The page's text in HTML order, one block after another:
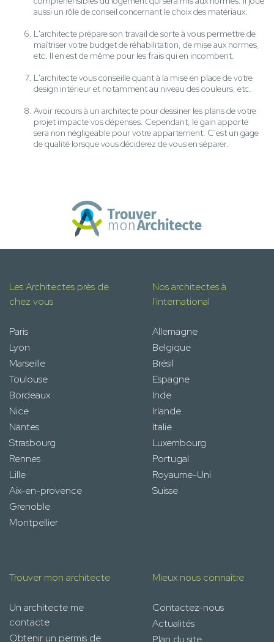
aussi un rôle de conseil concernant le choix des matériaux.
L'architecte prépare son travail de sorte à vous permettre de
maîtriser votre budget de réhabilitation, de mise aux normes,
etc. Il en est de même pour les frais qui en incombent.
L'architecte vous conseille quant à la mise en place de votre
design intérieur et notamment au niveau des couleurs, etc.
Avoir recours à un architecte pour dessiner les plans de votre
projet impacte vos dépenses. Cependant, le gain apporté
sera non négligeable pour votre appartement. C'est un gage
de qualité lorsque vous déciderez de vous en séparer.
Les Architectes près de
chez vous
Paris
Lyon
Marseille
Toulouse
Bordeaux
Nice
Nantes
Strasbourg
Rennes
Lille
Aix-en-provence
Grenoble
Montpellier
Nos architectes à
l'international
Allemagne
Belgique
Brésil
Espagne
Inde
Irlande
Italie
Luxembourg
Portugal
Royaume-Uni
Suisse
Trouver mon architecte
Un architecte me
contacte
Obtenir un permis de
Mieux nous connaître
Contactez-nous
Actualités